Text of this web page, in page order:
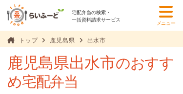
宅配弁当の検索・
一括資料請求サービス
メニュー
トップ 鹿児島県 出水市
鹿児島県出水市のおすす
め宅配弁当